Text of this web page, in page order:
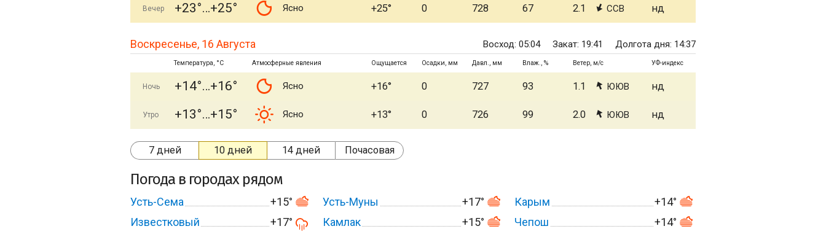
Вечер +23° +25° Ясно +25° 0 728 67 2.1 ССВ нд
Воскресенье, 16 Августа Восход: 05:04 Закат: 19:41 Долгота дня: 14:37
Температура, °C Атмосферные явления Ощущается Осадки, мм Давл., мм Влаж., % Ветер, м/с УФ-индекс
Ночь +14° +16° Ясно +16° 0 727 93 1.1 ЮЮВ нд
Утро +13° +15° Ясно +13° 0 726 99 2.0 ЮЮВ нд
7 дней 10 дней 14 дней Почасовая
Погода в городах рядом
Усть-Сема +15° Усть-Муны +17° Карым
+14°
Известковый
+17° Камлак +15° Чепош +14°